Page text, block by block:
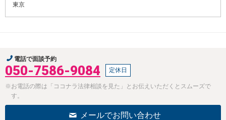
東京
電話で面談予約
050-7586-9084 定休日
※お電話の際は「ココナラ法律相談を見た」とお伝えいただくとスムーズで
す。
メールでお問い合わせ